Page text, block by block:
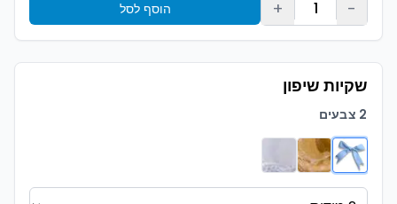
-
1
+ הוסף לסל
שקיות שיפון
2 צבעים